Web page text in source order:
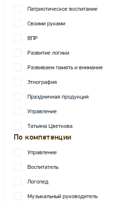
Патриотическое воспитание
Своими руками
ВПР
Развитие логики
Развиваем память и внимание
Этнография
Праздничная продукция
Управление
Татьяна Цветкова
По компетенции
Управление
Воспитатель
Логопед
Музыкальный руководитель